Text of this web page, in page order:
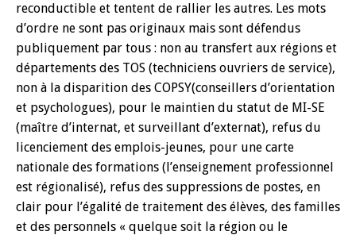
reconductible et tentent de rallier les autres. Les mots
d’ordre ne sont pas originaux mais sont défendus
publiquement par tous : non au transfert aux régions et
départements des TOS (techniciens ouvriers de service),
non à la disparition des COPSY(conseillers d’orientation
et psychologues), pour le maintien du statut de MI-SE
(maître d’internat, et surveillant d’externat), refus du
licenciement des emplois-jeunes, pour une carte
nationale des formations (l’enseignement professionnel
est régionalisé), refus des suppressions de postes, en
clair pour l’égalité de traitement des élèves, des familles
et des personnels « quelque soit la région ou le